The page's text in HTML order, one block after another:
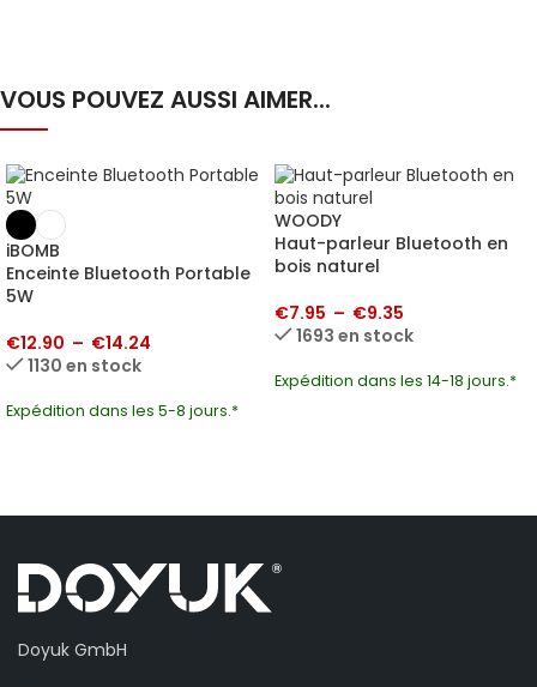
VOUS POUVEZ AUSSI AIMER...
iBOMB
Enceinte Bluetooth Portable
5W
€12.90 – €14.24
1130 en stock
Expédition dans les 5-8 jours.*
WOODY
Haut-parleur Bluetooth en
bois naturel
€7.95 – €9.35
1693 en stock
Expédition dans les 14-18 jours.*
Doyuk GmbH